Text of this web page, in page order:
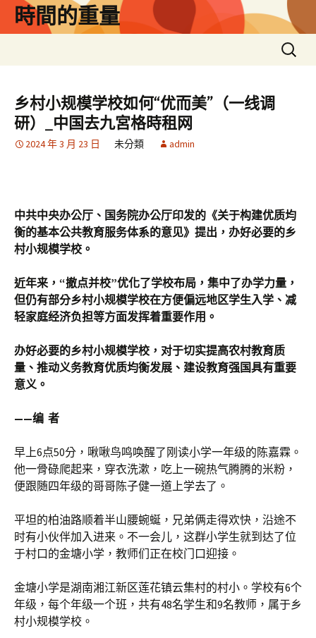
時間的重量
搜
尋
乡村小规模学校如何“优而美”（一线调
研）_中国去九宮格時租网
2024 年 3 月 23 日 未分類 admin
中共中央办公厅、国务院办公厅印发的《关于构建优质均
衡的基本公共教育服务体系的意见》提出，办好必要的乡
村小规模学校。
近年来，“撤点并校”优化了学校布局，集中了办学力量，
但仍有部分乡村小规模学校在方便偏远地区学生入学、减
轻家庭经济负担等方面发挥着重要作用。
办好必要的乡村小规模学校，对于切实提高农村教育质
量、推动义务教育优质均衡发展、建设教育强国具有重要
意义。
——编 者
早上6点50分，啾啾鸟鸣唤醒了刚读小学一年级的陈嘉霖。
他一骨碌爬起来，穿衣洗漱，吃上一碗热气腾腾的米粉，
便跟随四年级的哥哥陈子健一道上学去了。
平坦的柏油路顺着半山腰蜿蜒，兄弟俩走得欢快，沿途不
时有小伙伴加入进来。不一会儿，这群小学生就到达了位
于村口的金塘小学，教师们正在校门口迎接。
金塘小学是湖南湘江新区莲花镇云集村的村小。学校有6个
年级，每个年级一个班，共有48名学生和9名教师，属于乡
村小规模学校。